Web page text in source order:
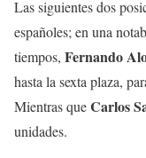
Las siguientes dos
españoles; en una
tiempos, Fernando
hasta la sexta plaza,
Mientras queCarlos
unidades.